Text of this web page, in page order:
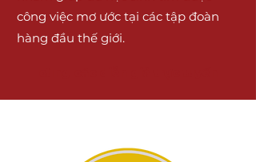
công việc mơ ước tại các tập đoàn
hàng đầu thế giới.